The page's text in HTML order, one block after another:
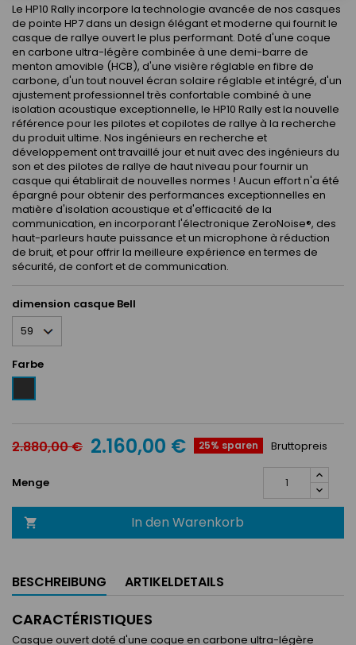
Le HP10 Rally incorpore la technologie avancée de nos casques
de pointe HP7 dans un design élégant et moderne qui fournit le
casque de rallye ouvert le plus performant. Doté d'une coque
en carbone ultra-légère combinée à une demi-barre de
menton amovible (HCB), d'une visière réglable en fibre de
carbone, d'un tout nouvel écran solaire réglable et intégré, d'un
ajustement professionnel très confortable combiné à une
isolation acoustique exceptionnelle, le HP10 Rally est la nouvelle
référence pour les pilotes et copilotes de rallye à la recherche
du produit ultime. Nos ingénieurs en recherche et
développement ont travaillé jour et nuit avec des ingénieurs du
son et des pilotes de rallye de haut niveau pour fournir un
casque qui établirait de nouvelles normes ! Aucun effort n'a été
épargné pour obtenir des performances exceptionnelles en
matière d'isolation acoustique et d'efficacité de la
communication, en incorporant l'électronique ZeroNoise®, des
haut-parleurs haute puissance et un microphone à réduction
de bruit, et pour offrir la meilleure expérience en termes de
sécurité, de confort et de communication.
dimension casque Bell
Farbe
2.880,00 € 2.160,00 € 25% sparen Bruttopreis
Menge
 In den Warenkorb
BESCHREIBUNG ARTIKELDETAILS
CARACTÉRISTIQUES
Casque ouvert doté d'une coque en carbone ultra-légère